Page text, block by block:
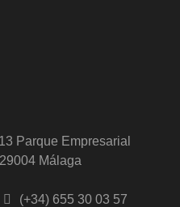
Parque Empresarial
Málaga
(+34) 655 30 03 57